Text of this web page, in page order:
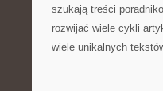
szukają treści
rozwijać wiele cykli
wiele unikalnych